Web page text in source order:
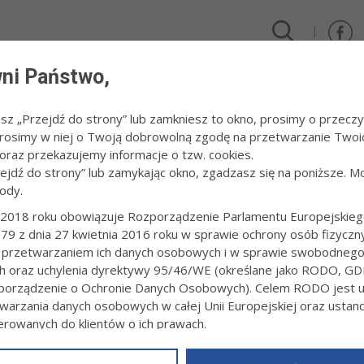
/ Puchar Polski we wspinaczce sportowej w konkurencji na czas
POLSKI WE WSPINACZCE
18 marca 2022 r. fot. Artur Gawle
PRZECZYTAJ O WYDARZENIU
Państwo,
„Przejdź do strony” lub zamkniesz to okno, prosimy o
w niej o Twoją dobrowolną zgodę na przetwarzanie
przekazujemy informacje o tzw. cookies.
do strony” lub zamykając okno, zgadzasz się na poniższe.
roku obowiązuje Rozporządzenie Parlamentu
z dnia 27 kwietnia 2016 roku w sprawie ochrony osób
ich danych osobowych i w sprawie
oraz uchylenia dyrektywy 95/46/WE (określane jako RODO,
o Ochronie Danych Osobowych). Celem RODO jest
danych osobowych w całej Unii Europejskiej oraz
do klientów o ich prawach.
powyższym, w zakładceRODOna stroniehttps://